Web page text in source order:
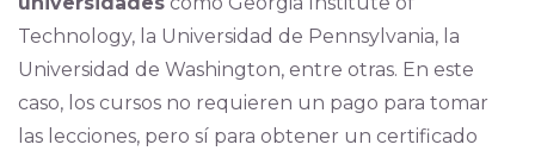
Technology, la Universidad de Pennsylvania, la
Universidad de Washington, entre otras. En este
caso, los cursos no requieren un pago para tomar
las lecciones, pero sí para obtener un certificado